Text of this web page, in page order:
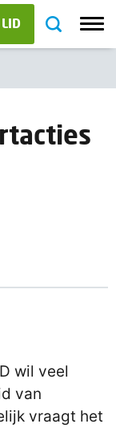
wil veel
van
vraagt het